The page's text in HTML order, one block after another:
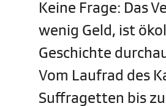
Keine Frage: Das
wenig Geld, ist
Geschichte
Vom Laufrad des
Suffragetten bis